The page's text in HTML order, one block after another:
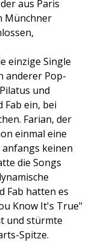
aus Paris
Münchner
einzige Single
anderer Pop-
und
Fab ein, bei
Farian, der
einmal eine
keinen
die Songs
Fab hatten es
Know It's True"
und stürmte
Spitze.